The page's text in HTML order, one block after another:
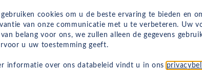
ID.4
Limited Edition Plus 4MOTION
cookies om u de beste ervaring te bieden en
van onze communicatie met u te verbeteren. Uw
belang voor ons, we zullen alleen de gegevens
u uw toestemming geeft.
informatie over ons databeleid vindt u in ons